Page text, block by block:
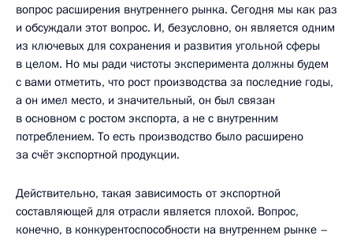
вопрос расширения внутреннего рынка. Сегодня мы как раз
и обсуждали этот вопрос. И, безусловно, он является одним
из ключевых для сохранения и развития угольной сферы
в целом. Но мы ради чистоты эксперимента должны будем
с вами отметить, что рост производства за последние годы,
а он имел место, и значительный, он был связан
в основном с ростом экспорта, а не с внутренним
потреблением. То есть производство было расширено
за счёт экспортной продукции.
Действительно, такая зависимость от экспортной
составляющей для отрасли является плохой. Вопрос,
конечно, в конкурентоспособности на внутреннем рынке –